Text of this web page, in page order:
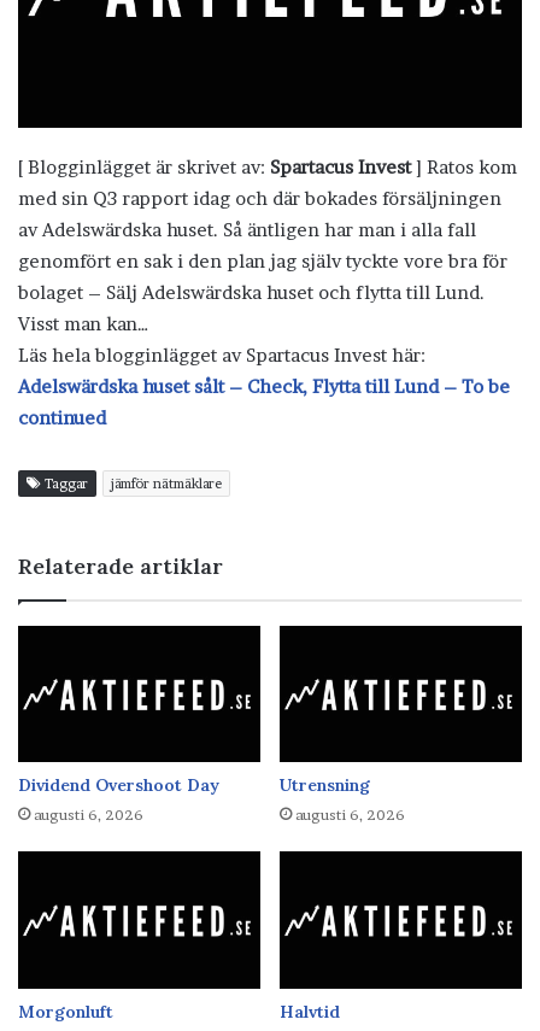
[ Blogginlägget är skrivet av: Spartacus Invest] Ratos kom
med sin Q3 rapport idag och där bokades försäljningen
av Adelswärdska huset. Så äntligen har man i alla fall
genomfört en sak i den plan jag själv tyckte vore bra för
bolaget – Sälj Adelswärdska huset och flytta till Lund.
Visst man kan…
Läs hela blogginlägget av Spartacus Invest här:
Adelswärdska huset sålt – Check, Flytta till Lund – To be
continued
Taggar jämför nätmäklare
Relaterade artiklar
Dividend Overshoot Day
augusti 6, 2026
Utrensning
augusti 6, 2026
Morgonluft Halvtid